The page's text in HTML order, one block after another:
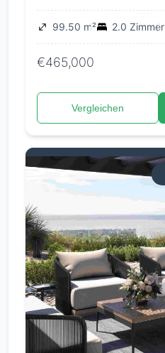
99.50 m² 2.0 Zimmer
€465,000
Vergleichen